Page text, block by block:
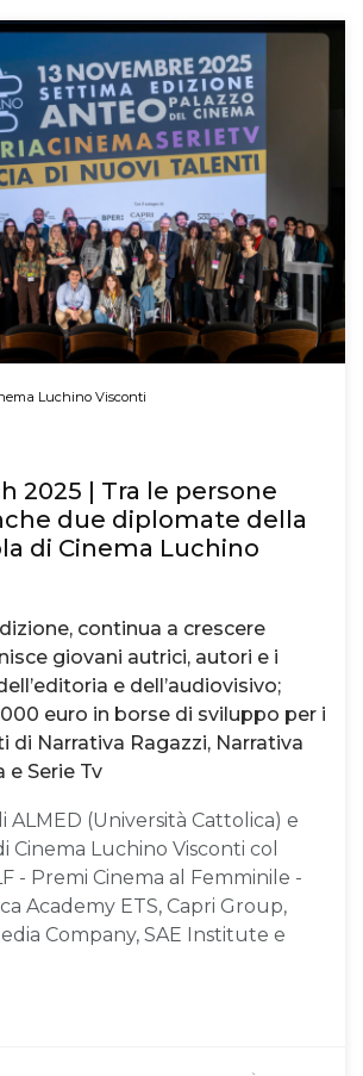
Luchino Visconti
2025 | Tra le persone
due diplomate della
di Cinema Luchino
continua a crescere
giovani autrici, autori e i
e dell’audiovisivo;
euro in borse di sviluppo per i
di Narrativa Ragazzi, Narrativa
e Serie Tv
(Università Cattolica) e
Cinema Luchino Visconti col
- Premi Cinema al Femminile -
Academy ETS, Capri Group,
Company, SAE Institute e